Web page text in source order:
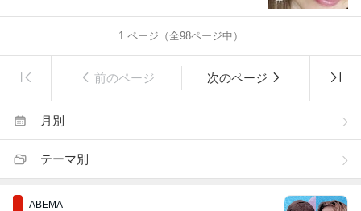
1ページ（全98ページ中）
前のページ 次のページ
月別
テーマ別
ABEMA